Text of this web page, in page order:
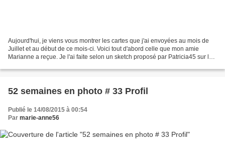
Aujourd'hui, je viens vous montrer les cartes que j'ai envoyées au mois de
Juillet et au début de ce mois-ci. Voici tout d'abord celle que mon amie
Marianne a reçue. Je l'ai faite selon un sketch proposé par Patricia45 sur la
52 semaines en photo # 33 Profil
Publié le 14/08/2015 à 00:54
Par marie-anne56